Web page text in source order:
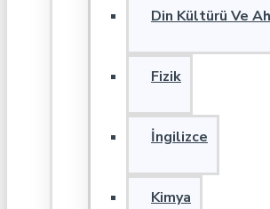
Din Kültürü Ve
Fizik
İngilizce
Kimya